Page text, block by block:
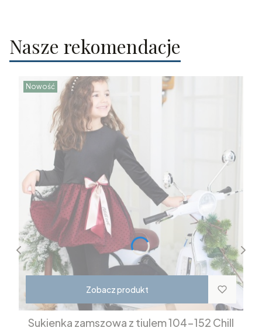
Nasze rekomendacje
Nowość
Zobacz produkt
Sukienka zamszowa z tiulem 104-152 Chill